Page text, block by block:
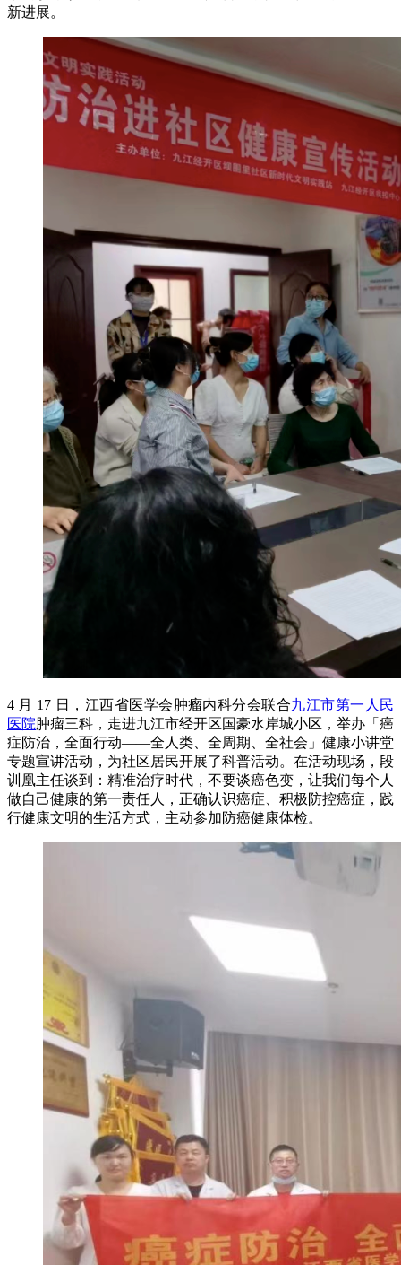
新进展。
4 月 17 日，江西省医学会肿瘤内科分会联合九江市第一人民
医院肿瘤三科，走进九江市经开区国豪水岸城小区，举办「癌
症防治，全面行动——全人类、全周期、全社会」健康小讲堂
专题宣讲活动，为社区居民开展了科普活动。在活动现场，段
训凰主任谈到：精准治疗时代，不要谈癌色变，让我们每个人
做自己健康的第一责任人，正确认识癌症、积极防控癌症，践
行健康文明的生活方式，主动参加防癌健康体检。